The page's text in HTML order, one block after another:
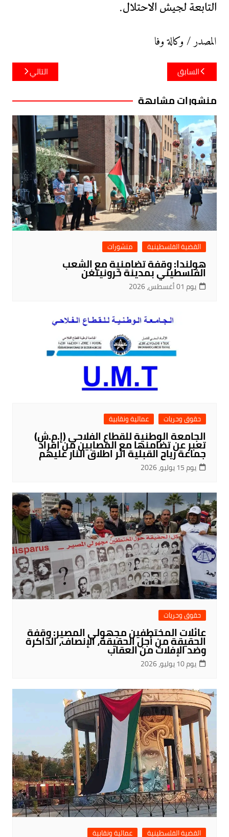
التابعة لجيش الاحتلال.
المصدر / وكالة وفا
تصفّح
المقالات
السابق التالي
منشورات مشابهة
القضية الفلسطينية منشورات
هولندا: وقفة تضامنية مع الشعب
الفلسطيني بمدينة خرونينغن
يوم 01 أغسطس، 2026
حقوق وحريات عمالية ونقابية
الجامعة الوطنية للقطاع الفلاحي (إ.م.ش)
تعبر عن تضامنها مع المصابين من افراد
جماعة رياح القبلية اثر اطلاق النار عليهم
يوم 15 يوليو، 2026
حقوق وحريات
عائلات المختطفين مجهولي المصير: وقفة
الحقيقة من أجل الحقيقة، الإنصاف، الذاكرة
وضد الإفلات من العقاب
يوم 10 يوليو، 2026
القضية الفلسطينية عمالية ونقابية